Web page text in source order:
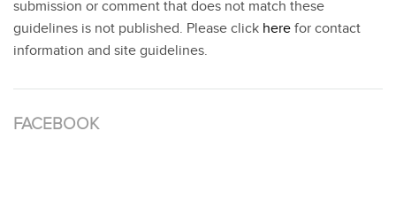
submission or comment that does not match these
guidelines is not published. Please click here for contact
information and site guidelines.
FACEBOOK